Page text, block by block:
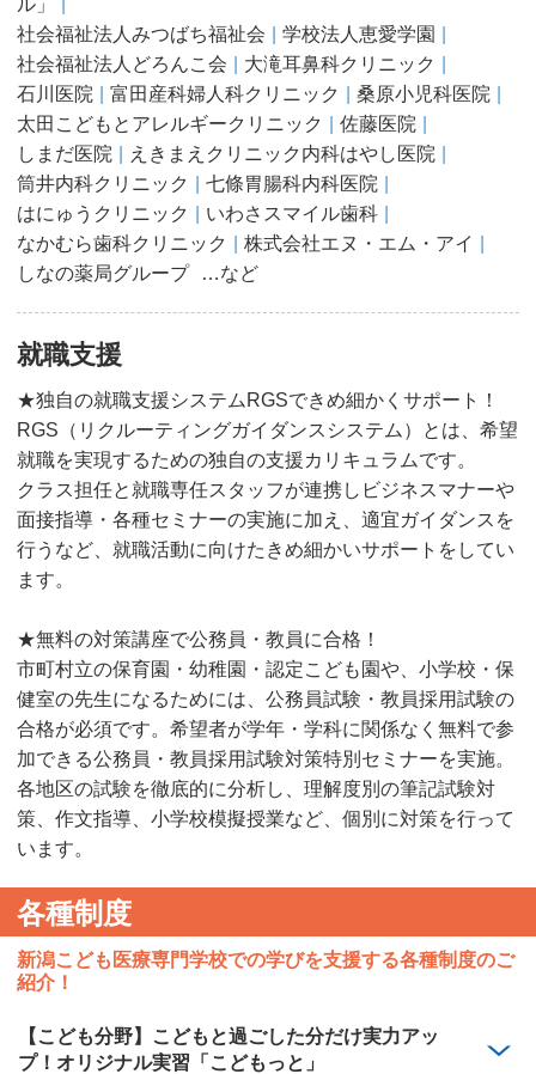
社会福祉法人みつばち福祉会
学校法人恵愛学園
社会福祉法人どろんこ会
大滝耳鼻科クリニック
石川医院
富田産科婦人科クリニック
桑原小児科医院
太田こどもとアレルギークリニック
佐藤医院
しまだ医院
えきまえクリニック内科はやし医院
筒井内科クリニック
七條胃腸科内科医院
はにゅうクリニック
いわさスマイル歯科
なかむら歯科クリニック
株式会社エヌ・エム・アイ
しなの薬局グループ
…など
就職支援
★独自の就職支援システムRGSできめ細かくサポート！
RGS（リクルーティングガイダンスシステム）とは、希望
就職を実現するための独自の支援カリキュラムです。
クラス担任と就職専任スタッフが連携しビジネスマナーや
面接指導・各種セミナーの実施に加え、適宜ガイダンスを
行うなど、就職活動に向けたきめ細かいサポートをしてい
ます。
★無料の対策講座で公務員・教員に合格！
市町村立の保育園・幼稚園・認定こども園や、小学校・保
健室の先生になるためには、公務員試験・教員採用試験の
合格が必須です。希望者が学年・学科に関係なく無料で参
加できる公務員・教員採用試験対策特別セミナーを実施。
各地区の試験を徹底的に分析し、理解度別の筆記試験対
策、作文指導、小学校模擬授業など、個別に対策を行って
います。
各種制度
新潟こども医療専門学校での学びを支援する各種制度のご
紹介！
【こども分野】こどもと過ごした分だけ実力アッ
プ！オリジナル実習「こどもっと」